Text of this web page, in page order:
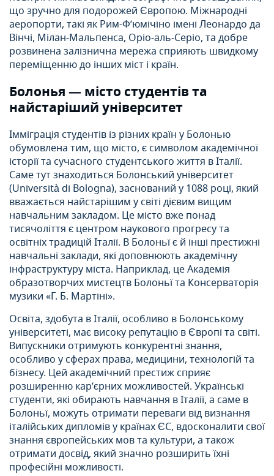
що зручно для подорожей Європою. Міжнародні
аеропорти, такі як Рим-Ф’юмічіно імені Леонардо да
Вінчі, Мілан-Мальпенса, Оріо-аль-Серіо, та добре
розвинена залізнична мережа сприяють швидкому
переміщенню до інших міст і країн.
Болонья — місто студентів та
найстаріший університет
Імміграція студентів із різних країн у Болонью
обумовлена тим, що місто, є символом академічної
історії та сучасного студентського життя в Італії.
Саме тут знаходиться Болонський університет
(Università di Bologna), заснований у 1088 році, який
вважається найстарішим у світі дієвим вищим
навчальним закладом. Це місто вже понад
тисячоліття є центром наукового прогресу та
освітніх традицій Італії. В Болоньї є й інші престижні
навчальні заклади, які доповнюють академічну
інфраструктуру міста. Наприклад, це Академія
образотворчих мистецтв Болоньї та Консерваторія
музики «Г. Б. Мартіні».
Освіта, здобута в Італії, особливо в Болонському
університеті, має високу репутацію в Європі та світі.
Випускники отримують конкурентні знання,
особливо у сферах права, медицини, технологій та
бізнесу. Цей академічний престиж сприяє
розширенню кар’єрних можливостей. Українські
студенти, які обирають навчання в Італії, а саме в
Болоньї, можуть отримати переваги від визнання
італійських дипломів у країнах ЄС, вдосконалити свої
знання європейських мов та культури, а також
отримати досвід, який значно розширить їхні
професійні можливості.